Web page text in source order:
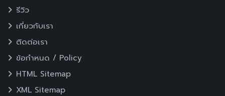
รีวิว
เกี่ยวกับเรา
ติดต่อเรา
ข้อกำหนด / Policy
HTML Sitemap
XML Sitemap